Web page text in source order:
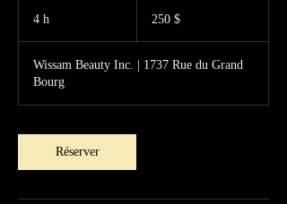
4 h 250 $
Wissam Beauty Inc. | 1737 Rue du Grand
Bourg
Réserver